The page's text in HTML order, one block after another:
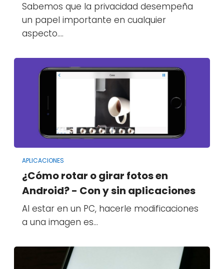
Sabemos que la privacidad desempeña
un papel importante en cualquier
aspecto.…
APLICACIONES
¿Cómo rotar o girar fotos en
Android? - Con y sin aplicaciones
Al estar en un PC, hacerle modificaciones
a una imagen es…